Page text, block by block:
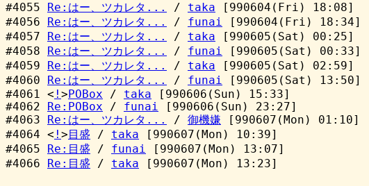
#4055
Re:はー、ツカレタ... / taka [990604(Fri) 18:08]
#4056
Re:はー、ツカレタ... / funai [990604(Fri) 18:34]
#4057
Re:はー、ツカレタ... / taka [990605(Sat) 00:25]
#4058
Re:はー、ツカレタ... / funai [990605(Sat) 00:33]
#4059
Re:はー、ツカレタ... / taka [990605(Sat) 02:59]
#4060
Re:はー、ツカレタ... / funai [990605(Sat) 13:50]
#4061 < ! > POBox / taka [990606(Sun) 15:33]
#4062
Re:POBox / funai [990606(Sun) 23:27]
#4063
Re:はー、ツカレタ... / 御機嫌 [990607(Mon) 01:10]
#4064 < ! > 目盛 / taka [990607(Mon) 10:39]
#4065
Re:目盛 / funai [990607(Mon) 13:07]
#4066
Re:目盛 / taka [990607(Mon) 13:23]